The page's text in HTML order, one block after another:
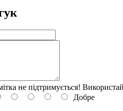
не підтримується!
Добре